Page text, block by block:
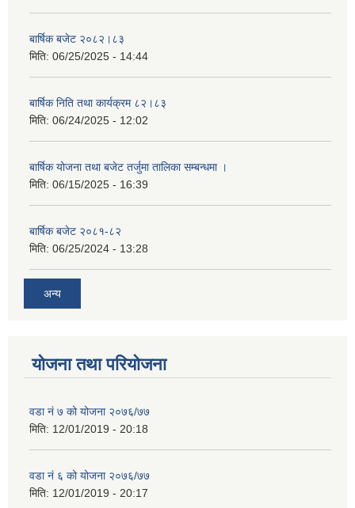
बार्षिक बजेट २०८२।८३
मिति: 06/25/2025 - 14:44
बार्षिक निति तथा कार्यक्रम ८२।८३
मिति: 06/24/2025 - 12:02
बार्षिक योजना तथा बजेट तर्जुमा तालिका सम्बन्धमा ।
मिति: 06/15/2025 - 16:39
बार्षिक बजेट २०८१-८२
मिति: 06/25/2024 - 13:28
अन्य
योजना तथा परियोजना
वडा नं ७ को योजना २०७६/७७
मिति: 12/01/2019 - 20:18
वडा नं ६ को योजना २०७६/७७
मिति: 12/01/2019 - 20:17